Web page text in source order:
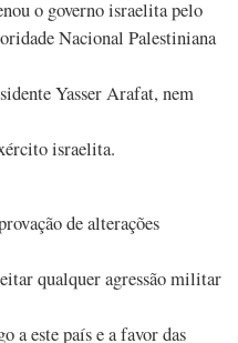
o governo israelita pelo
Nacional Palestiniana
Yasser Arafat, nem
israelita.
de alterações
qualquer agressão militar
a este país e a favor das